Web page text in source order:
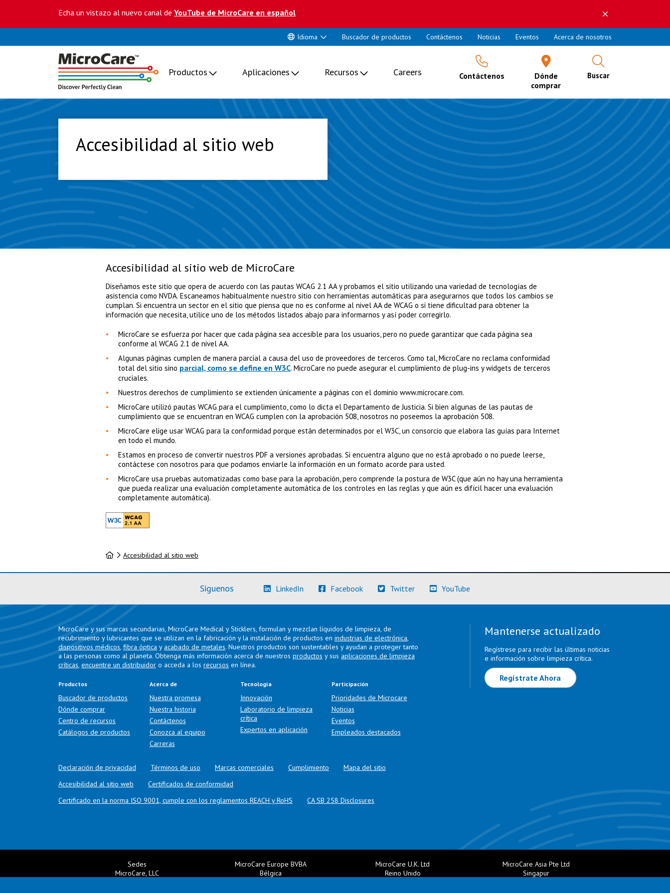
Echa un vistazo al nuevo canal de YouTube de MicroCare en español
Idioma Buscador de productos Contáctenos Noticias Eventos Acerca de nosotros
Productos Aplicaciones Recursos Careers Contáctenos
Dónde
comprar
Buscar
Accesibilidad al sitio web
Accesibilidad al sitio web de MicroCare
Diseñamos este sitio que opera de acuerdo con las pautas WCAG 2.1 AA y probamos el sitio utilizando una variedad de tecnologías de
asistencia como NVDA. Escaneamos habitualmente nuestro sitio con herramientas automáticas para asegurarnos que todos los cambios se
cumplan. Si encuentra un sector en el sitio que piensa que no es conforme al nivel AA de WCAG o si tiene dificultad para obtener la
información que necesita, utilice uno de los métodos listados abajo para informarnos y así poder corregirlo.
MicroCare se esfuerza por hacer que cada página sea accesible para los usuarios, pero no puede garantizar que cada página sea
conforme al WCAG 2.1 de nivel AA.
Algunas páginas cumplen de manera parcial a causa del uso de proveedores de terceros. Como tal, MicroCare no reclama conformidad
total del sitio sino parcial, como se define en W3C. MicroCare no puede asegurar el cumplimiento de plug-ins y widgets de terceros
cruciales.
Nuestros derechos de cumplimiento se extienden únicamente a páginas con el dominio www.microcare.com.
MicroCare utilizó pautas WCAG para el cumplimiento, como lo dicta el Departamento de Justicia. Si bien algunas de las pautas de
cumplimiento que se encuentran en WCAG cumplen con la aprobación 508, nosotros no poseemos la aprobación 508.
MicroCare elige usar WCAG para la conformidad porque están determinados por el W3C, un consorcio que elabora las guías para Internet
en todo el mundo.
Estamos en proceso de convertir nuestros PDF a versiones aprobadas. Si encuentra alguno que no está aprobado o no puede leerse,
contáctese con nosotros para que podamos enviarle la información en un formato acorde para usted.
MicroCare usa pruebas automatizadas como base para la aprobación, pero comprende la postura de W3C (que aún no hay una herramienta
que pueda realizar una evaluación completamente automática de los controles en las reglas y que aún es difícil hacer una evaluación
completamente automática).
InicioAccesibilidad al sitio web
Siguenos LinkedIn (Más información)
Facebook(Más información)
Twitter(Más información)
YouTube
MicroCare y sus marcas secundarias, MicroCare Medical y Sticklers, formulan y mezclan líquidos de limpieza, de
recubrimiento y lubricantes que se utilizan en la fabricación y la instalación de productos en industrias de electrónica,
dispositivos médicos, fibra óptica y acabado de metales. Nuestros productos son sustentables y ayudan a proteger tanto
a las personas como al planeta. Obtenga más información acerca de nuestros productos y sus aplicaciones de limpieza
críticas, encuentre un distribuidor o acceda a los recursos en línea.
Productos
Buscador de productos
Dónde comprar
Centro de recursos
Catálogos de productos
Acerca de
Nuestra promesa
Nuestra historia
Contáctenos
Conozca al equipo
Carreras
Tecnología
Innovación
Laboratorio de limpieza
crítica
Expertos en aplicación
Participación
Prioridades de Microcare
Noticias
Eventos
Empleados destacados
Declaración de privacidad Términos de uso Marcas comerciales Cumplimiento
Mapa del sitio
Accesibilidad al sitio web
Certificados de conformidad
Certificado en la norma ISO 9001, cumple con los reglamentos REACH y RoHS
CA SB 258 Disclosures
Mantenerse actualizado
Regístrese para recibir las últimas noticias
e información sobre limpieza crítica.
Regístrate Ahora
Sedes
MicroCare, LLC
MicroCare Europe BVBA
Bélgica
MicroCare U.K. Ltd
Reino Unido
MicroCare Asia Pte Ltd
Singapur